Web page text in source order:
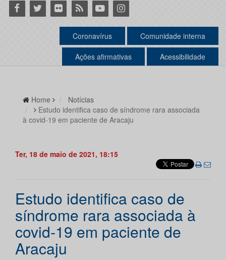
Facebook
Twitter Flickr RSS YoutubeInstagram
Coronavírus Comunidade interna
Ações afirmativas Acessibilidade
Home
Notícias
Estudo identifica caso de síndrome rara associada
à covid-19 em paciente de Aracaju
Ter, 18 de maio de 2021, 18:15
Estudo identifica caso de
síndrome rara associada à
covid-19 em paciente de
Aracaju